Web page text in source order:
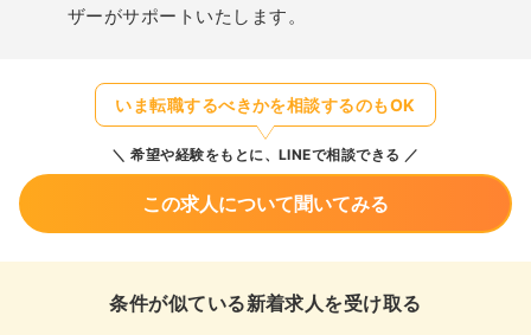
ザーがサポートいたします。
いま転職するべきかを相談するのもOK
希望や経験をもとに、LINEで相談できる
この求人について聞いてみる
条件が似ている新着求人を受け取る